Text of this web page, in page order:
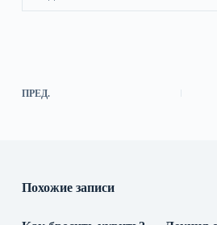
ПРЕД.
Похожие записи